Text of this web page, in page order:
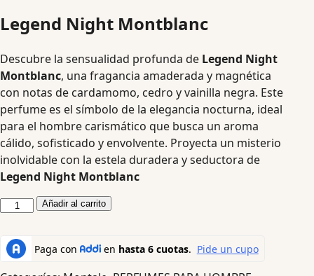
Legend Night Montblanc
Descubre la sensualidad profunda de Legend Night
Montblanc, una fragancia amaderada y magnética
con notas de cardamomo, cedro y vainilla negra. Este
perfume es el símbolo de la elegancia nocturna, ideal
para el hombre carismático que busca un aroma
cálido, sofisticado y envolvente. Proyecta un misterio
inolvidable con la estela duradera y seductora de
Legend Night Montblanc
Añadir al carrito